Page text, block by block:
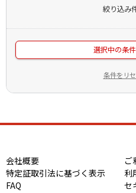
絞り込み
選択中の条
条件をリ
会社概要
ご
特定証取引法に基づく表示
利
FAQ
セ